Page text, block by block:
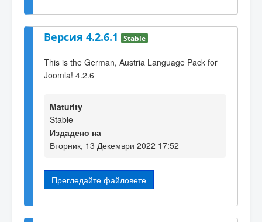
Версия 4.2.6.1 Stable
This is the German, Austria Language Pack for
Joomla! 4.2.6
Maturity
Stable
Издадено на
Вторник, 13 Декември 2022 17:52
Прегледайте файловете